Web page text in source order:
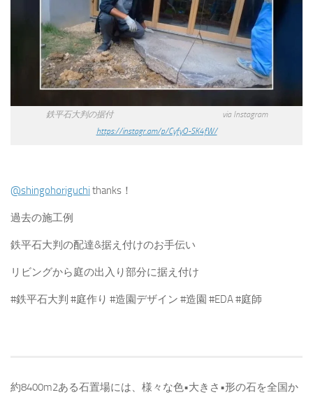
鉄平石大判の据付 via Instagram
https://instagr.am/p/CyfyO-SK4fW/
@shingohoriguchi thanks！
過去の施工例
鉄平石大判の配達&据え付けのお手伝い
リビングから庭の出入り部分に据え付け
#鉄平石大判 #庭作り #造園デザイン #造園 #EDA #庭師
約8400m2ある石置場には、様々な色•大きさ•形の石を全国か